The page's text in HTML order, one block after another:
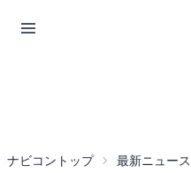
ナビコントップ 最新ニュース